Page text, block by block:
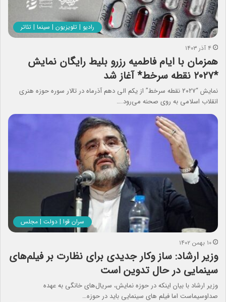
رادیو | تلویزیون | سینما | تئاتر
۴ آذر ۱۴۰۳
همزمان با ایام فاطمیه رزرو بلیط رایگان نمایش
*۲۰۲۷ نقطه سرخط* آغاز شد
نمایش “۲۰۲۷ نقطه سرخط” از یکم الی دهم آذرماه در تالار سوره حوزه هنری
انقلاب اسلامی به روی صحنه می‌رود.…
سران قوا | دولت | مجلس
۱۰ بهمن ۱۴۰۲
وزیر ارشاد: ساز وکار جدیدی برای نظارت بر فیلم‌های
سینمایی در حال تدوین است
وزیر ارشاد با بیان اینکه در حوزه نمایش، سریال‌های خانگی به عهده
صداوسیماست اما فیلم های سینمایی باید در حوزه…